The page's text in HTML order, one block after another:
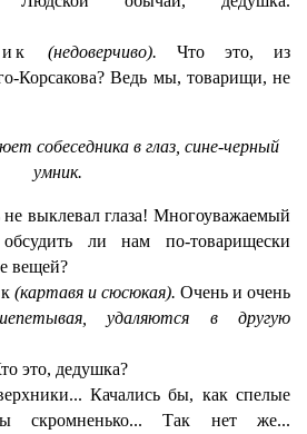
(недоверчиво). Что это, из
Корсакова? Ведь мы, товарищи, не
собеседника в глаз, сине-черный
умник.
выклевал глаза! Многоуважаемый
ли нам по-товарищески
вещей?
(картавя и сюсюкая). Очень и очень
удаляются в другую
это, дедушка?
Качались бы, как спелые
скромненько... Так нет же...